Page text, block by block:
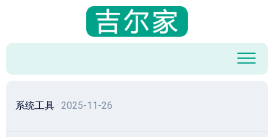
容
系统工具 · 2025-11-26